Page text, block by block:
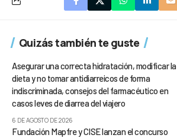
Quizás también te guste
Asegurar una correcta hidratación, modificar la
dieta y no tomar antidiarreicos de forma
indiscriminada, consejos del farmacéutico en
casos leves de diarrea del viajero
6 DE AGOSTO DE 2026
Fundación Mapfre y CISE lanzan el concurso